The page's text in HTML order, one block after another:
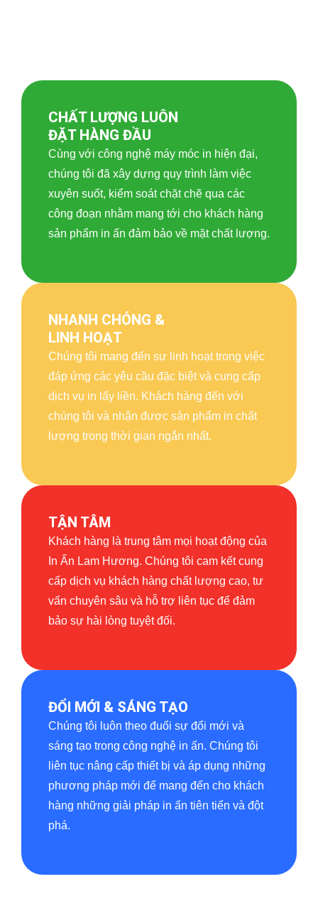
CHẤT LƯỢNG LUÔN
ĐẶT HÀNG ĐẦU
Cùng với công nghệ máy móc in hiện đại,
chúng tôi đã xây dựng quy trình làm việc
xuyên suốt, kiểm soát chặt chẽ qua các
công đoạn nhằm mang tới cho khách hàng
sản phẩm in ấn đảm bảo về mặt chất lượng.
NHANH CHÓNG &
LINH HOẠT
Chúng tôi mang đến sự linh hoạt trong việc
đáp ứng các yêu cầu đặc biệt và cung cấp
dịch vụ in lấy liền. Khách hàng đến với
chúng tôi và nhận được sản phẩm in chất
lượng trong thời gian ngắn nhất.
TẬN TÂM
Khách hàng là trung tâm mọi hoạt động của
In Ấn Lam Hương. Chúng tôi cam kết cung
cấp dịch vụ khách hàng chất lượng cao, tư
vấn chuyên sâu và hỗ trợ liên tục để đảm
bảo sự hài lòng tuyệt đối.
ĐỔI MỚI & SÁNG TẠO
Chúng tôi luôn theo đuổi sự đổi mới và
sáng tạo trong công nghệ in ấn. Chúng tôi
liên tục nâng cấp thiết bị và áp dụng những
phương pháp mới để mang đến cho khách
hàng những giải pháp in ấn tiên tiến và đột
phá.